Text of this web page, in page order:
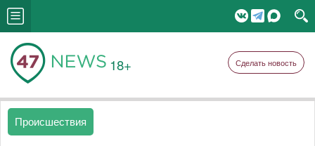
18+ Сделать новость
Происшествия